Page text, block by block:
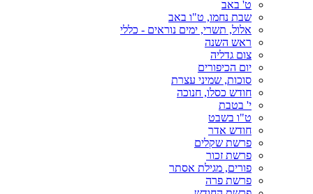
ט' באב
שבת נחמו, ט"ו באב
אלול, תשרי, ימים נוראים - כללי
ראש השנה
צום גדליה
יום הכיפורים
סוכות, שמיני עצרת
חודש כסלו, חנוכה
י' בטבת
ט"ו בשבט
חודש אדר
פרשת שקלים
פרשת זכור
פורים, מגילת אסתר
פרשת פרה